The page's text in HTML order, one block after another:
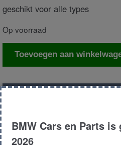
geschikt voor alle types
Op voorraad
Slotblok
voor
Toevoegen aan
Model :
BMW Cars en Parts
2026